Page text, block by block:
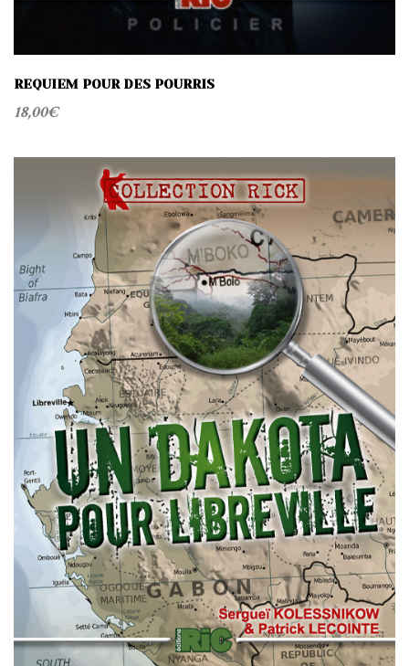
REQUIEM POUR DES POURRIS
18,00€